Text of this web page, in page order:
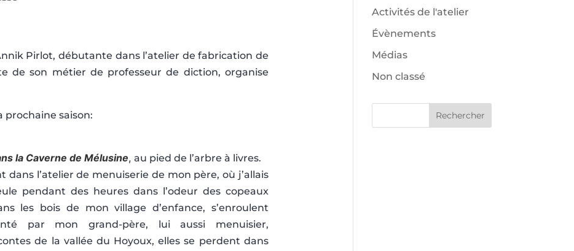
Pirlot, débutante dans l’atelier de fabrication de
de son métier de professeur de diction, organise
prochaine saison:
la Caverne de Mélusine, au pied de l’arbre à livres.
dans l’atelier de menuiserie de mon père, où j’allais
pendant des heures dans l’odeur des copeaux
les bois de mon village d’enfance, s’enroulent
par mon grand-père, lui aussi menuisier,
de la vallée du Hoyoux, elles se perdent dans
Activités de l'atelier
Évènements
Médias
Non classé
Rechercher